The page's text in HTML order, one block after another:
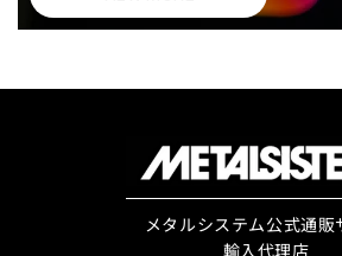
メタルシステム公式通販
輸入代理店